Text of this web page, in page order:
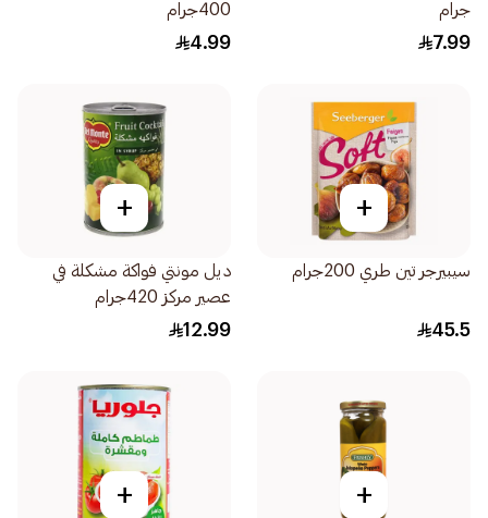
جرام
7.99
400جرام
4.99
+
سيبيرجر تين طري 200جرام
45.5
+
ديل مونتي فواكة مشكلة في
عصير مركز 420جرام
12.99
+
+